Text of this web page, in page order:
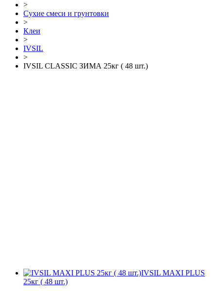
>
Сухие смеси и грунтовки
>
Клеи
>
IVSIL
>
IVSIL CLASSIC ЗИМА 25кг ( 48 шт.)
IVSIL MAXI PLUS
25кг ( 48 шт.)